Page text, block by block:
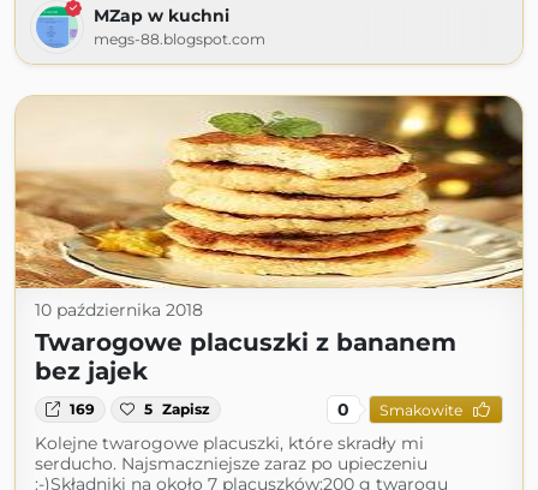
MZap w kuchni
megs-88.blogspot.com
10 października 2018
Twarogowe placuszki z bananem
bez jajek
169 5 Zapisz 0 Smakowite
Kolejne twarogowe placuszki, które skradły mi
serducho. Najsmaczniejsze zaraz po upieczeniu
:-)Składniki na około 7 placuszków:200 g twarogu